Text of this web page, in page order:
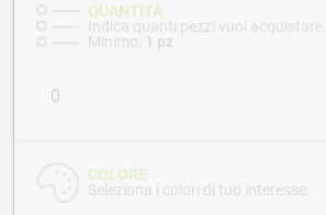
QUANTITÀ
Indica quanti pezzi vuoi acquistare.
Minimo: 1 pz
COLORE
Seleziona i colori di tuo interesse.